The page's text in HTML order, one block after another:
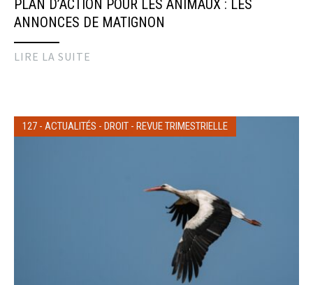
PLAN D’ACTION POUR LES ANIMAUX : LES
ANNONCES DE MATIGNON
LIRE LA SUITE
127 - ACTUALITÉS - DROIT - REVUE TRIMESTRIELLE